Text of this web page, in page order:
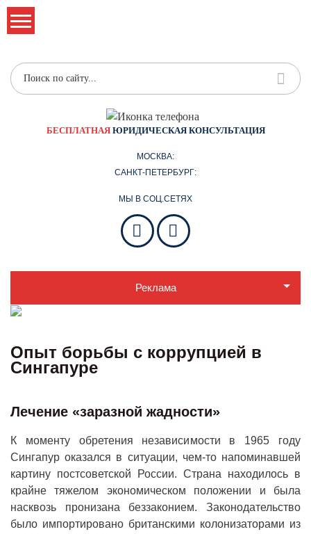
БЕСПЛАТНАЯЮРИДИЧЕСКАЯ КОНСУЛЬТАЦИЯ
МОСКВА:
САНКТ-ПЕТЕРБУРГ:
МЫ В СОЦ.СЕТЯХ
Реклама
Опыт борьбы с коррупцией в
Сингапуре
Лечение «заразной жадности»
К моменту обретения независимости в 1965 году
Сингапур оказался в ситуации, чем-то напоминавшей
картину постсоветской России. Страна находилось в
крайне тяжелом экономическом положении и была
насквозь пронизана беззаконием. Законодательство
было импортировано британскими колонизаторами из